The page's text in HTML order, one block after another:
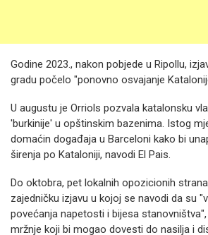
Godine 2023., nakon pobjede u Ripollu,
gradu počelo "ponovno osvajanje
U augustu je Orriols pozvala katalonsku
'burkinije' u opštinskim bazenima. Istog
domaćin događaja u Barceloni kako bi
širenja po Kataloniji, navodi El Pais.
Do oktobra, pet lokalnih opozicionih
zajedničku izjavu u kojoj se navodi da su
povećanja napetosti i bijesa
mržnje koji bi mogao dovesti do nasilja i